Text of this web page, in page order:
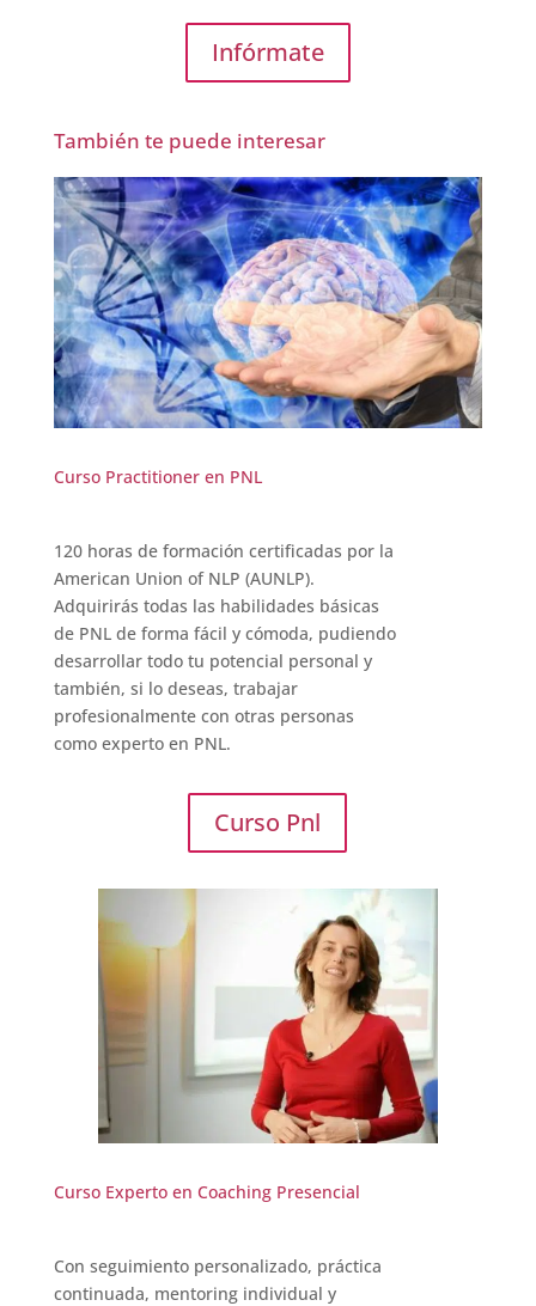
Infórmate
También te puede interesar
Curso Practitioner en PNL
120 horas de formación certificadas por la
American Union of NLP (AUNLP).
Adquirirás todas las habilidades básicas
de PNL de forma fácil y cómoda, pudiendo
desarrollar todo tu potencial personal y
también, si lo deseas, trabajar
profesionalmente con otras personas
como experto en PNL.
Curso Pnl
Curso Experto en Coaching Presencial
Con seguimiento personalizado, práctica
continuada, mentoring individual y